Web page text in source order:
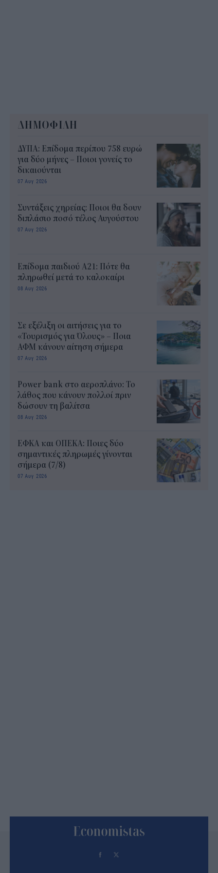
ΔΗΜΟΦΙΛΗ
ΔΥΠΑ: Επίδομα περίπου 758 ευρώ
για δύο μήνες – Ποιοι γονείς το
δικαιούνται
07 Αυγ 2026
Συντάξεις χηρείας: Ποιοι θα δουν
διπλάσιο ποσό τέλος Αυγούστου
07 Αυγ 2026
Επίδομα παιδιού Α21: Πότε θα
πληρωθεί μετά το καλοκαίρι
08 Αυγ 2026
Σε εξέλιξη οι αιτήσεις για το
«Τουρισμός για Όλους» – Ποια
ΑΦΜ κάνουν αίτηση σήμερα
07 Αυγ 2026
Power bank στο αεροπλάνο: Το
λάθος που κάνουν πολλοί πριν
δώσουν τη βαλίτσα
08 Αυγ 2026
ΕΦΚΑ και ΟΠΕΚΑ: Ποιες δύο
σημαντικές πληρωμές γίνονται
σήμερα (7/8)
07 Αυγ 2026